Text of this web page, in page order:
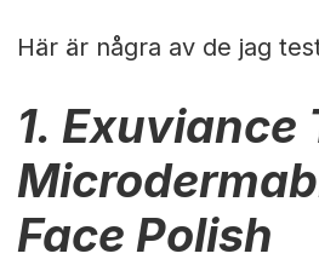
Här är några av de jag
1. Exuviance
Face Polish